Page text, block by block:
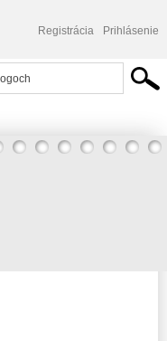
Registrácia Prihlásenie